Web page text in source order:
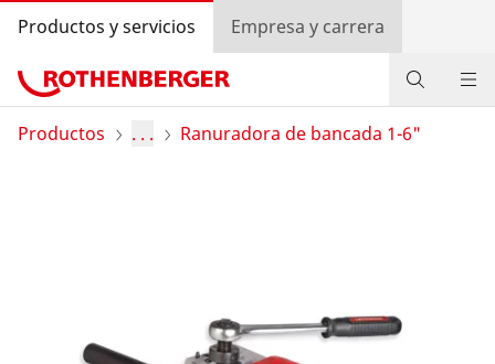
Productos y servicios Empresa y carrera
Productos
Búsqueda de distribuidores
Productos . . . Ranuradora de bancada 1-6"